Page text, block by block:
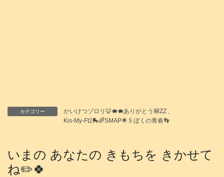
カテゴリー かいけつゾロリ🦊🐗🐗ありがとう🎒ZZ 、
Kis-My-Ft2🛼🌈SMAP🌟🖇️ぼくの青春👣
いまの あなたの きもちを きかせて
ね✏️🍀